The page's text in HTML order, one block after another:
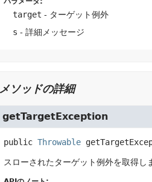
target - ターゲット例外
s - 詳細メッセージ
メソッドの詳細
getTargetException
public Throwable
スローされたターゲット例外を取得し